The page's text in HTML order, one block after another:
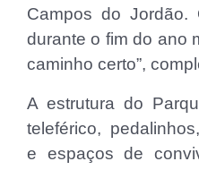
Campos do Jordão.
durante o fim do ano
caminho certo”,
A estrutura do
teleférico,
e espaços de